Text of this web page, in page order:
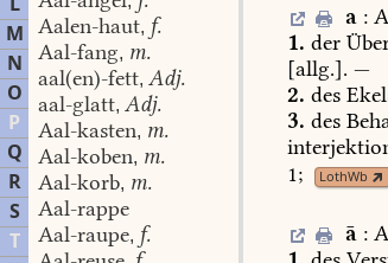
M
N
O
P
Q
R
S
T
Aalen-haut, f.
Aal-fang, m.
aal(en)-fett, Adj.
aal-glatt, Adj.
Aal-kasten, m.
Aal-koben, m.
Aal-korb, m.
Aal-rappe
Aal-raupe, f.
a :
1. der
[allg.]. —
2. des
3. des
1; LothWb
ā :